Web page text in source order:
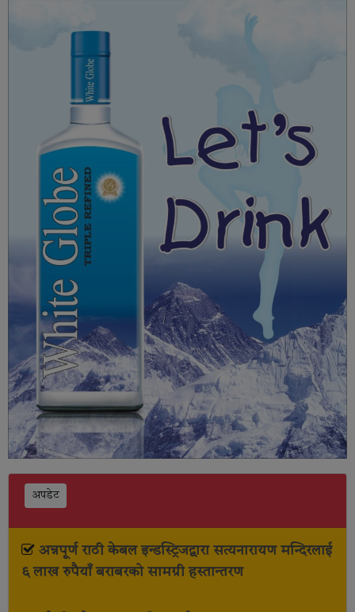
अपडेट
अन्नपूर्ण राठी केबल इन्डस्ट्रिजद्वारा सत्यनारायण मन्दिरलाई
६ लाख रुपैयाँ बराबरको सामग्री हस्तान्तरण